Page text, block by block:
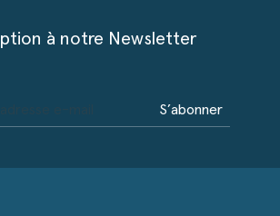
à notre Newsletter
S’abonner